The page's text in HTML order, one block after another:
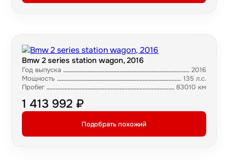
Bmw 2 series station wagon, 2016
Год выпуска
2016
Мощность
135 л.с.
Пробег
83010 км
1 413 992 ₽
Подобрать похожий